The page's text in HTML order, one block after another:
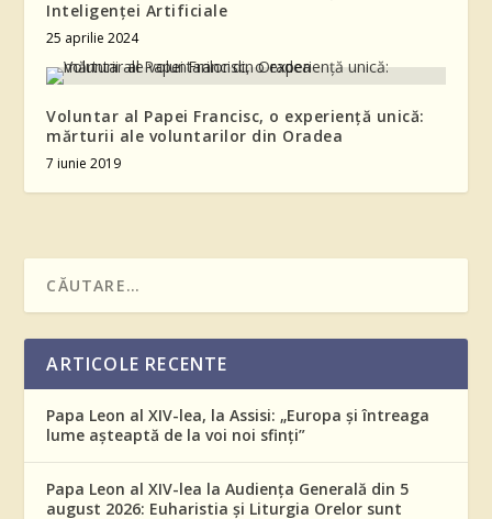
Inteligenței Artificiale
25 aprilie 2024
Voluntar al Papei Francisc, o experiență unică:
mărturii ale voluntarilor din Oradea
7 iunie 2019
ARTICOLE RECENTE
Papa Leon al XIV-lea, la Assisi: „Europa și întreaga
lume așteaptă de la voi noi sfinți”
Papa Leon al XIV-lea la Audiența Generală din 5
august 2026: Euharistia și Liturgia Orelor sunt